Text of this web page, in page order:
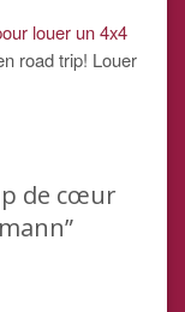
louer un 4x4
road trip! Louer
de cœur